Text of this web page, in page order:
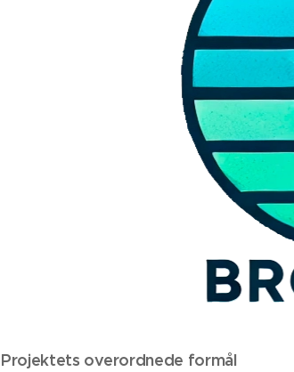
Projektets overordnede formål